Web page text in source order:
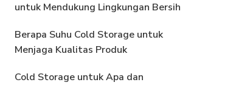
untuk Mendukung Lingkungan Bersih
Berapa Suhu Cold Storage untuk
Menjaga Kualitas Produk
Cold Storage untuk Apa dan